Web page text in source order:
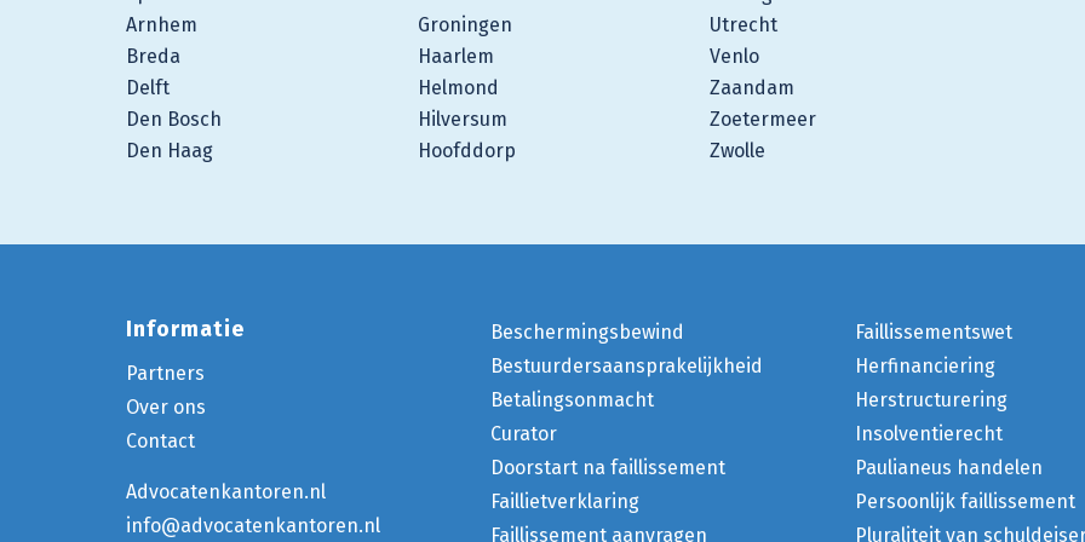
Arnhem
Breda
Delft
Den Bosch
Den Haag
Groningen
Haarlem
Helmond
Hilversum
Hoofddorp
Utrecht
Venlo
Zaandam
Zoetermeer
Zwolle
Informatie
Partners
Over ons
Contact
Advocatenkantoren.nl
info@advocatenkantoren.nl
Beschermingsbewind
Bestuurdersaansprakelijkheid
Betalingsonmacht
Curator
Doorstart na faillissement
Faillietverklaring
Faillissement aanvragen
Faillissementswet
Herfinanciering
Herstructurering
Insolventierecht
Paulianeus handelen
Persoonlijk faillissement
Pluraliteit van